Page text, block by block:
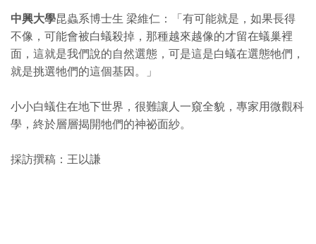
中興大學昆蟲系博士生 梁維仁：「有可能就是，如果長得
不像，可能會被白蟻殺掉，那種越來越像的才留在蟻巢裡
面，這就是我們說的自然選態，可是這是白蟻在選態牠們，
就是挑選牠們的這個基因。」
小小白蟻住在地下世界，很難讓人一窺全貌，專家用微觀科
學，終於層層揭開牠們的神祕面紗。
採訪撰稿：王以謙